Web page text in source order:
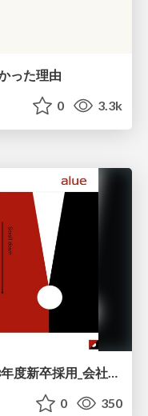
った理由
0 3.3k
【アルー株式会社】27年度・28年度新卒採用_会社説明資料
0 350